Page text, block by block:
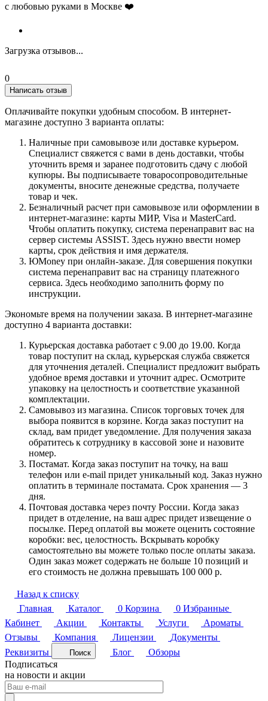
с любовью руками в Москве ❤️
Загрузка отзывов...
0
Написать отзыв
Оплачивайте покупки удобным способом. В интернет-
магазине доступно 3 варианта оплаты:
Наличные при самовывозе или доставке курьером.
Специалист свяжется с вами в день доставки, чтобы
уточнить время и заранее подготовить сдачу с любой
купюры. Вы подписываете товаросопроводительные
документы, вносите денежные средства, получаете
товар и чек.
Безналичный расчет при самовывозе или оформлении в
интернет-магазине: карты МИР, Visa и MasterCard.
Чтобы оплатить покупку, система перенаправит вас на
сервер системы ASSIST. Здесь нужно ввести номер
карты, срок действия и имя держателя.
ЮMoney при онлайн-заказе. Для совершения покупки
система перенаправит вас на страницу платежного
сервиса. Здесь необходимо заполнить форму по
инструкции.
Экономьте время на получении заказа. В интернет-магазине
доступно 4 варианта доставки:
Курьерская доставка работает с 9.00 до 19.00. Когда
товар поступит на склад, курьерская служба свяжется
для уточнения деталей. Специалист предложит выбрать
удобное время доставки и уточнит адрес. Осмотрите
упаковку на целостность и соответствие указанной
комплектации.
Самовывоз из магазина. Список торговых точек для
выбора появится в корзине. Когда заказ поступит на
склад, вам придет уведомление. Для получения заказа
обратитесь к сотруднику в кассовой зоне и назовите
номер.
Постамат. Когда заказ поступит на точку, на ваш
телефон или e-mail придет уникальный код. Заказ нужно
оплатить в терминале постамата. Срок хранения — 3
дня.
Почтовая доставка через почту России. Когда заказ
придет в отделение, на ваш адрес придет извещение о
посылке. Перед оплатой вы можете оценить состояние
коробки: вес, целостность. Вскрывать коробку
самостоятельно вы можете только после оплаты заказа.
Один заказ может содержать не больше 10 позиций и
его стоимость не должна превышать 100 000 р.
Назад к списку
Главная
Каталог 0 Корзина 0 Избранные
Кабинет
Акции Контакты Услуги
Ароматы
Отзывы
Компания Лицензии
Документы
Реквизиты
Поиск Блог
Обзоры
Подписаться
на новости и акции